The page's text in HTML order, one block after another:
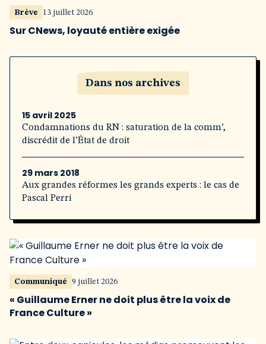
Brève 13 juillet 2026
Sur CNews, loyauté entière exigée
Dans nos archives
15 avril 2025
Condamnations du RN : saturation de la comm’,
discrédit de l’État de droit
29 mars 2018
Aux grandes réformes les grands experts : le cas de
Pascal Perri
Communiqué 9 juillet 2026
« Guillaume Erner ne doit plus être la voix de
France Culture »